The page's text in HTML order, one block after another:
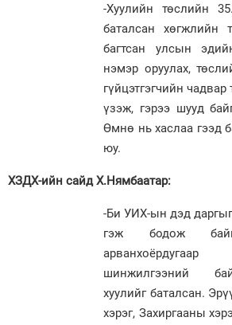
-Хуулийн төслийн
баталсан хөгжлийн
багтсан улсын
нэмэр оруулах,
гүйцэтгэгчийн
үзэж, гэрээ шууд
Өмнө нь хаслаа гээд
юу.
ХЗДХ-ийн сайд Х.Нямбаатар:
-Би УИХ-ын дэд
гэж бодож
шинжилгээний
хуулийг баталсан.
хэрэг, Захиргааны